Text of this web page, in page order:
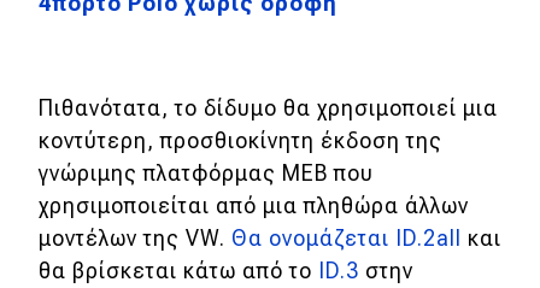
Πιθανότατα, το δίδυμο θα χρησιμοποιεί μια
κοντύτερη, προσθιοκίνητη έκδοση της
γνώριμης πλατφόρμας MEB που
χρησιμοποιείται από μια πληθώρα άλλων
μοντέλων της VW. Θα ονομάζεται ID.2all και
θα βρίσκεται κάτω από το ID.3 στην